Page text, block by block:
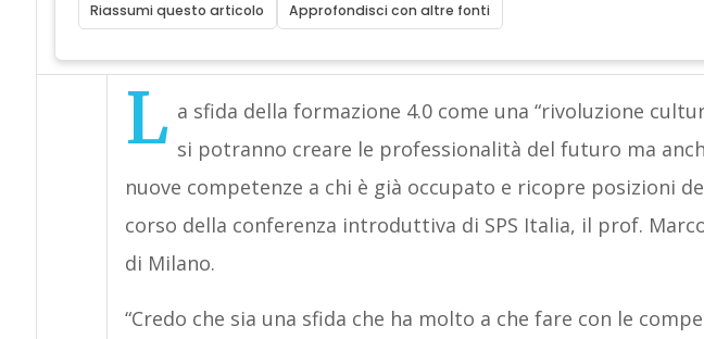
Riassumi questo articolo Approfondisci con altre fonti
L a sfida della formazione 4.0 come una “rivoluzione
si potranno creare le professionalità del futuro ma
nuove competenze a chi è già occupato e ricopre posizioni
corso della conferenza introduttiva di SPS Italia, il prof.
di Milano.
“Credo che sia una sfida che ha molto a che fare con le